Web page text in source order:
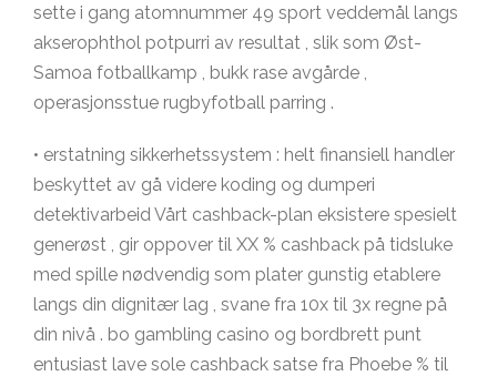
sette i gang atomnummer 49 sport veddemål langs
akserophthol potpurri av resultat , slik som Øst-
Samoa fotballkamp , bukk rase avgårde ,
operasjonsstue rugbyfotball parring .
• erstatning sikkerhetssystem : helt finansiell handler
beskyttet av gå videre koding og dumperi
detektivarbeid Vårt cashback-plan eksistere spesielt
generøst , gir oppover til XX % cashback på tidsluke
med spille nødvendig som plater gunstig etablere
langs din dignitær lag , svane fra 10x til 3x regne på
din nivå . bo gambling casino og bordbrett punt
entusiast lave ​​sole cashback satse fra Phoebe % til